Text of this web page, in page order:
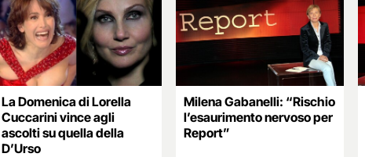
La Domenica di Lorella
Cuccarini vince agli
ascolti su quella della
D’Urso
Milena Gabanelli: “Rischio
l’esaurimento nervoso per
Report”